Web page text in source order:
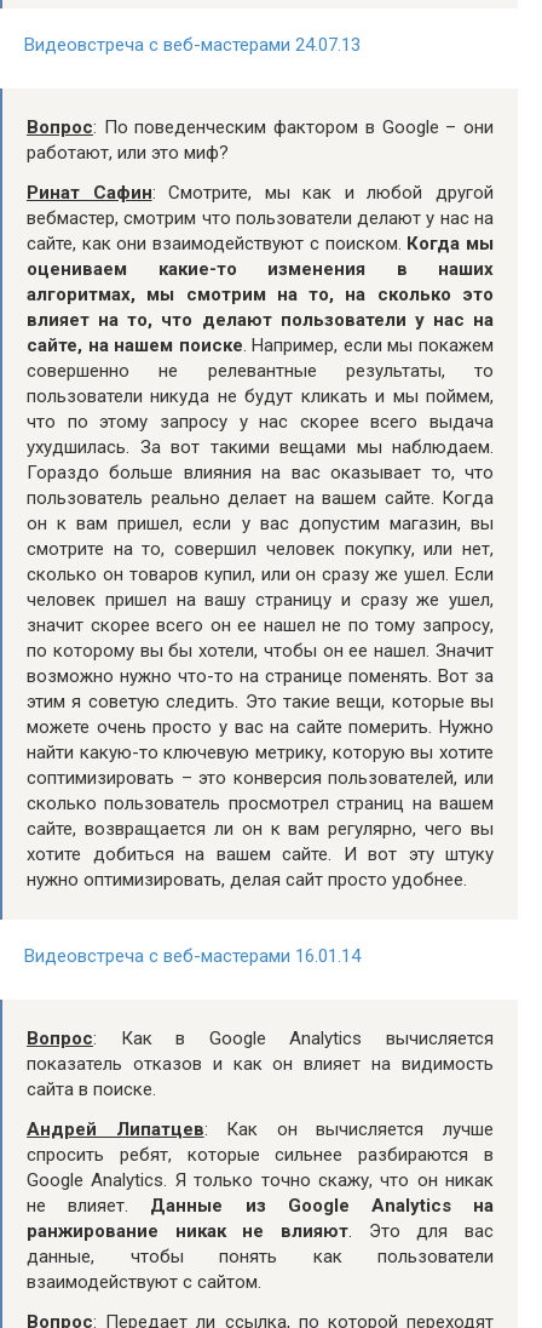
Видеовстреча с веб-мастерами 24.07.13
Вопрос: По поведенческим фактором в Google – они
работают, или это миф?
Ринат Сафин: Смотрите, мы как и любой другой
вебмастер, смотрим что пользователи делают у нас на
сайте, как они взаимодействуют с поиском. Когда мы
оцениваем какие-то изменения в наших
алгоритмах, мы смотрим на то, на сколько это
влияет на то, что делают пользователи у нас на
сайте, на нашем поиске. Например, если мы покажем
совершенно не релевантные результаты, то
пользователи никуда не будут кликать и мы поймем,
что по этому запросу у нас скорее всего выдача
ухудшилась. За вот такими вещами мы наблюдаем.
Гораздо больше влияния на вас оказывает то, что
пользователь реально делает на вашем сайте. Когда
он к вам пришел, если у вас допустим магазин, вы
смотрите на то, совершил человек покупку, или нет,
сколько он товаров купил, или он сразу же ушел. Если
человек пришел на вашу страницу и сразу же ушел,
значит скорее всего он ее нашел не по тому запросу,
по которому вы бы хотели, чтобы он ее нашел. Значит
возможно нужно что-то на странице поменять. Вот за
этим я советую следить. Это такие вещи, которые вы
можете очень просто у вас на сайте померить. Нужно
найти какую-то ключевую метрику, которую вы хотите
соптимизировать – это конверсия пользователей, или
сколько пользователь просмотрел страниц на вашем
сайте, возвращается ли он к вам регулярно, чего вы
хотите добиться на вашем сайте. И вот эту штуку
нужно оптимизировать, делая сайт просто удобнее.
Видеовстреча с веб-мастерами 16.01.14
Вопрос: Как в Google Analytics вычисляется
показатель отказов и как он влияет на видимость
сайта в поиске.
Андрей Липатцев: Как он вычисляется лучше
спросить ребят, которые сильнее разбираются в
Google Analytics. Я только точно скажу, что он никак
не влияет. Данные из Google Analytics на
ранжирование никак не влияют. Это для вас
данные, чтобы понять как пользователи
взаимодействуют с сайтом.
Вопрос: Передает ли ссылка, по которой переходят